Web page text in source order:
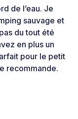
de l’eau. Je
sauvage et
du tout été
en plus un
pour le petit
recommande.